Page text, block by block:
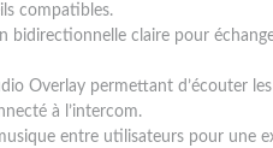
compatibles.
bidirectionnelle claire pour
Overlay permettant d’écouter
à l’intercom.
entre utilisateurs pour une